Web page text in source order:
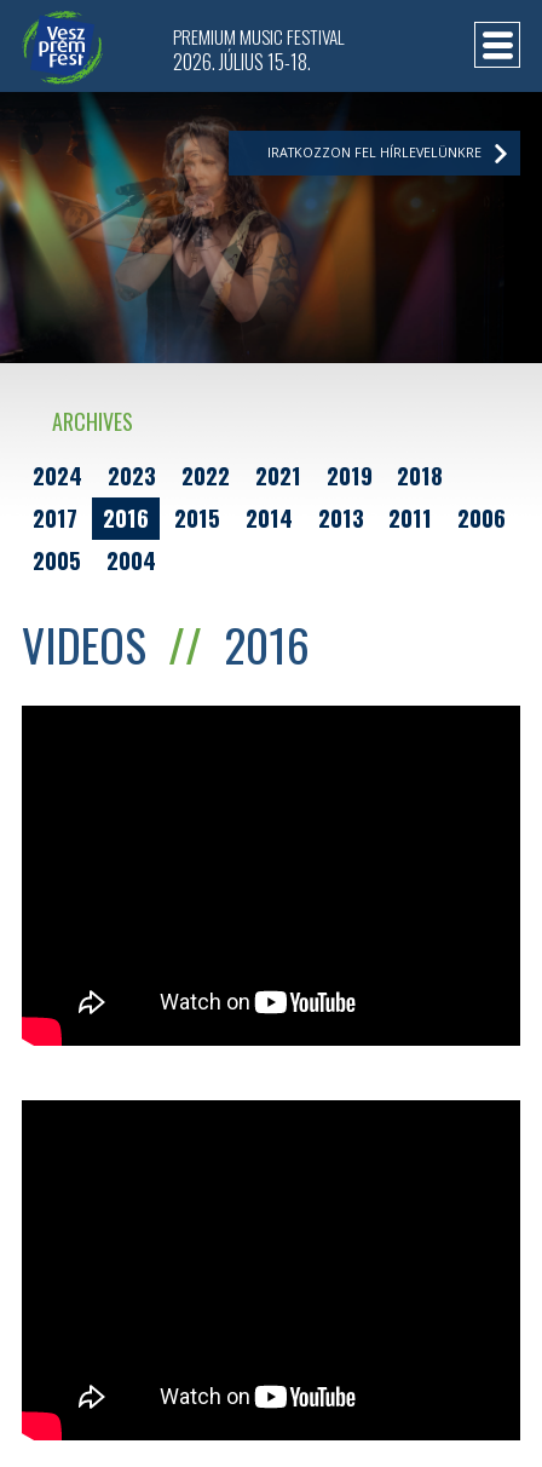
VIDEOS // 2016
ARCHIVES
2024 2023 2022 2021 2019
2018
2017
2016 2015 2014 2013 2011
2006
2005
2004
PREMIUM MUSIC FESTIVAL
2026. JÚLIUS 15-18.
IRATKOZZON FEL HÍRLEVELÜNKRE